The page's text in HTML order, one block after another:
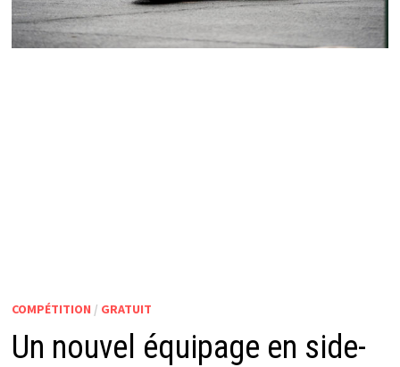
COMPÉTITION / GRATUIT
Un nouvel équipage en side-